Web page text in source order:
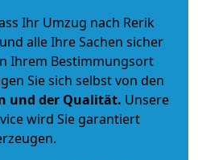
Ihr Umzug nach Rerik
alle Ihre Sachen sicher
Ihrem Bestimmungsort
Sie sich selbst von den
und der Qualität. Unsere
wird Sie garantiert